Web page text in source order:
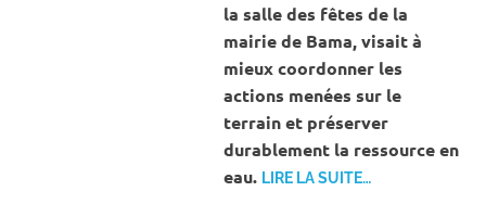
la salle des fêtes de la
mairie de Bama, visait à
mieux coordonner les
actions menées sur le
terrain et préserver
durablement la ressource en
eau. LIRE LA SUITE…